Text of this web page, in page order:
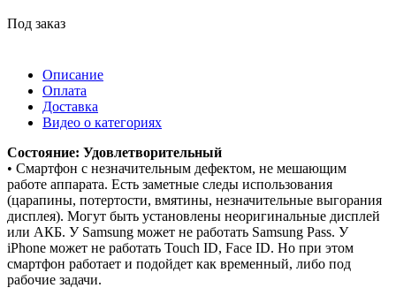
Под заказ
Описание
Оплата
Доставка
Видео о категориях
Состояние: Удовлетворительный
• Смартфон с незначительным дефектом, не мешающим
работе аппарата. Есть заметные следы использования
(царапины, потертости, вмятины, незначительные выгорания
дисплея). Могут быть установлены неоригинальные дисплей
или АКБ. У Samsung может не работать Samsung Pass. У
iPhone может не работать Touch ID, Face ID. Но при этом
смартфон работает и подойдет как временный, либо под
рабочие задачи.